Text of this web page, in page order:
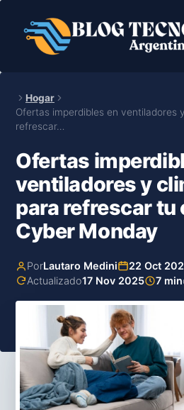
contenido
Hogar
Ofertas imperdibles en ventiladores
refrescar…
Ofertas
ventiladores y
para refrescar tu
Cyber Monday
PorLautaro Medini
22 Oct
Actualizado17 Nov 2025 7 min